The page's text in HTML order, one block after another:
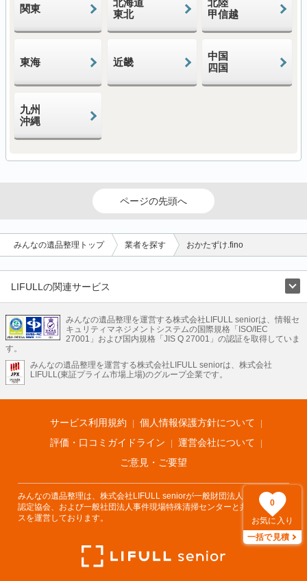
0
お気に入り
一括で見積
関東
北海道
東北
北陸
甲信越
東海 近畿
中国
四国
九州
沖縄
ページの先頭へ
みんなの遺品整理トップ 業者を探す おかたずけ.fino
LIFULLの関連サービス
不動産・住宅
引越し 老人ホーム 地方創生 ママの就労支援
不動産クラウドファンディング 遺品整理 老後の暮らし情報
LIFULL HOME'Sのサービス
不動産・住宅
不動産査定 マンション専門売却査定 不動産投資 アドバイザー
不動産アーカイブ
空き家バンク 家賃相場 不動産会社
まちむすび
不動産用語集 住まいのお役立ち情報
LIFULL HOME'S PRESS
アプリ 不動産データ 不動産転職
みんなの遺品整理を運営する株式会社LIFULL seniorは、情報セ
キュリティマネジメントシステムの国際規格「ISO/IEC
27001」および国内規格「JIS Q 27001」の認証を取得していま
す。
みんなの遺品整理を運営する株式会社LIFULL seniorは、株式会社
LIFULL(東証プライム市場上場)のグループ企業です。
サービス利用規約
個人情報保護方針について
評価・口コミガイドライン
運営会社について
ご意見・ご要望
みんなの遺品整理は、株式会社LIFULL seniorが一般財団法人遺品整理士
認定協会、および一般社団法人事件現場特殊清掃センターと共同でサービ
スを運営しております。